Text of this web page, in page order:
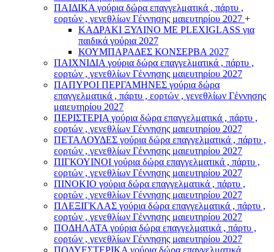
ΠΑΙΔΙΚΑ γούρια δώρα επαγγελματικά , πάρτυ ,
εορτών , γενεθλίων Γέννησης μαιευτηρίου 2027 +
ΚΑΔΡΑΚΙ ΞΥΛΙΝΟ ΜΕ PLEXIGLASS για
παιδικά γούρια 2027
ΚΟΥΜΠΑΡΑΔΕΣ ΚΟΝΣΕΡΒΑ 2027
ΠΑΙΧΝΙΔΙΑ γούρια δώρα επαγγελματικά , πάρτυ ,
εορτών , γενεθλίων Γέννησης μαιευτηρίου 2027
ΠΑΠΥΡΟΙ ΠΕΡΓΑΜΗΝΕΣ γούρια δώρα
επαγγελματικά , πάρτυ , εορτών , γενεθλίων Γέννησης
μαιευτηρίου 2027
ΠΕΡΙΣΤΕΡΙΑ γούρια δώρα επαγγελματικά , πάρτυ ,
εορτών , γενεθλίων Γέννησης μαιευτηρίου 2027
ΠΕΤΑΛΟΥΔΕΣ γούρια δώρα επαγγελματικά , πάρτυ ,
εορτών , γενεθλίων Γέννησης μαιευτηρίου 2027
ΠΙΓΚΟΥΙΝΟΙ γούρια δώρα επαγγελματικά , πάρτυ ,
εορτών , γενεθλίων Γέννησης μαιευτηρίου 2027
ΠΙΝΟΚΙΟ γούρια δώρα επαγγελματικά , πάρτυ ,
εορτών , γενεθλίων Γέννησης μαιευτηρίου 2027
ΠΛΕΞΙΓΚΛΑΣ γούρια δώρα επαγγελματικά , πάρτυ ,
εορτών , γενεθλίων Γέννησης μαιευτηρίου 2027
ΠΟΔΗΛΑΤΑ γούρια δώρα επαγγελματικά , πάρτυ ,
εορτών , γενεθλίων Γέννησης μαιευτηρίου 2027
ΠΟΛΥΕΣΤΕΡΙΚΑ γούρια δώρα επαγγελματικά ,